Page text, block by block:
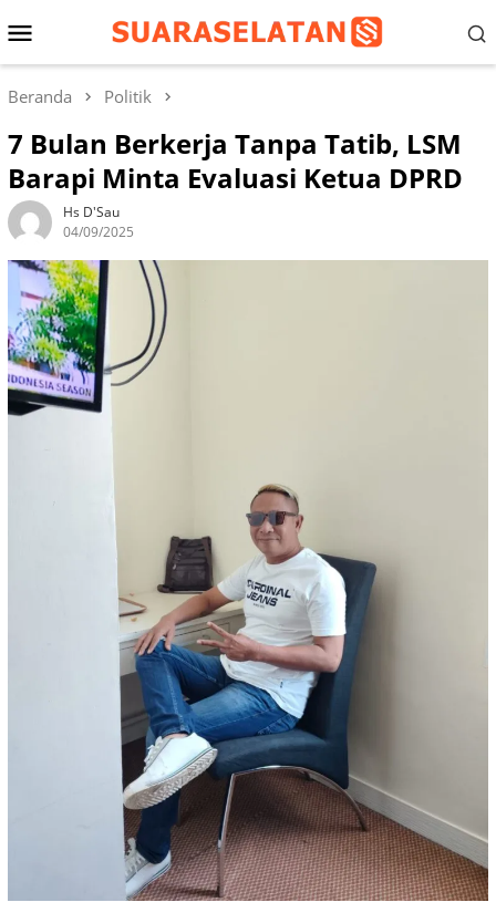
ke
Menu
Mobile
Beranda Politik
7 Bulan Berkerja Tanpa Tatib, LSM
Barapi Minta Evaluasi Ketua DPRD
Hs D'Sau
04/09/2025